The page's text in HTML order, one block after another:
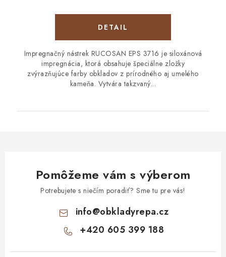
DETAIL
Impregnačný nástrek RUCOSAN EPS 3716 je siloxánová
impregnácia, ktorá obsahuje špeciálne zložky
zvýrazňujúce farby obkladov z prírodného aj umelého
kameňa. Vytvára takzvaný...
Pomôžeme vám s výberom
Potrebujete s niečím poradiť? Sme tu pre vás!
info@obkladyrepa.cz
+420 605 399 188